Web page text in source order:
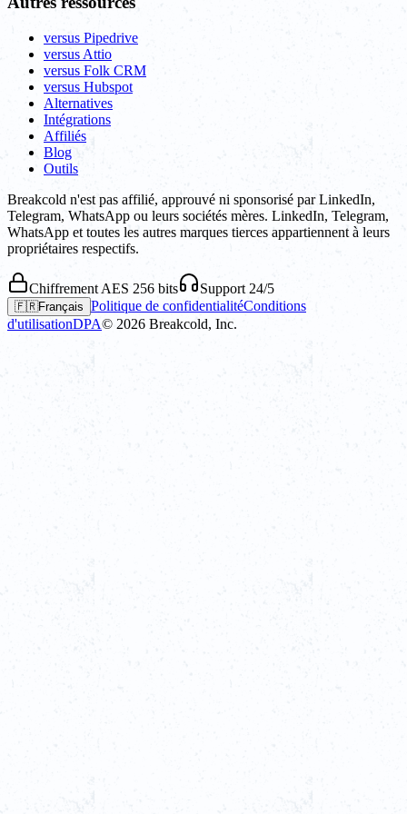
versus Pipedrive
versus Attio
versus Folk CRM
versus Hubspot
Alternatives
Intégrations
Affiliés
Blog
Outils
Breakcold n'est pas affilié, approuvé ni sponsorisé par LinkedIn,
Telegram, WhatsApp ou leurs sociétés mères. LinkedIn, Telegram,
WhatsApp et toutes les autres marques tierces appartiennent à leurs
propriétaires respectifs.
Chiffrement AES 256 bits Support 24/5
🇫🇷Français Politique de confidentialitéConditions
d'utilisationDPA© 2026 Breakcold, Inc.